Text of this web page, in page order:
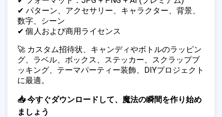
✔ パターン、アクセサリー、キャラクター、背景、
数字、シーン
✔ 個人および商用ライセンス
🚀 カスタム招待状、キャンディやボトルのラッピン
グ、ラベル、ボックス、ステッカー、スクラップブ
ッキング、テーマパーティー装飾、DIYプロジェクト
に最適。
📥 今すぐダウンロードして、魔法の瞬間を作り始め
ましょう